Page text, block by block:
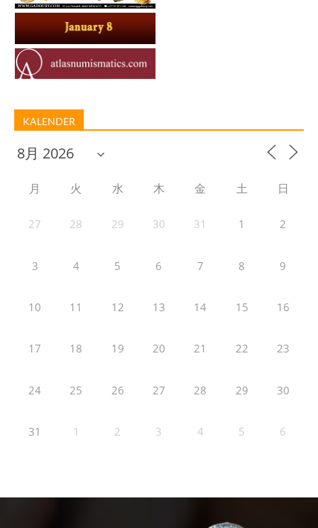
KALENDER
月 火 水 木 金 土 日
27 28 29 30 31 1 2
3 4 5 6 7 8 9
10 11 12 13 14 15 16
17 18 19 20 21 22 23
24 25 26 27 28 29 30
31 1 2 3 4 5 6